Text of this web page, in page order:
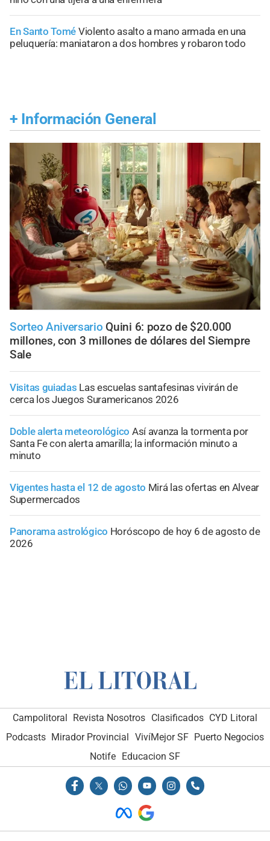
En Santo Tomé Violento asalto a mano armada en una
peluquería: maniataron a dos hombres y robaron todo
+ Información General
Sorteo Aniversario Quini 6: pozo de $20.000
millones, con 3 millones de dólares del Siempre
Sale
Visitas guiadas Las escuelas santafesinas vivirán de
cerca los Juegos Suramericanos 2026
Doble alerta meteorológico Así avanza la tormenta por
Santa Fe con alerta amarilla; la información minuto a
minuto
Vigentes hasta el 12 de agosto Mirá las ofertas en Alvear
Supermercados
Panorama astrológico Horóscopo de hoy 6 de agosto de
2026
Campolitoral Revista Nosotros Clasificados CYD Litoral
Podcasts Mirador Provincial VivíMejor SF Puerto Negocios
Notife
Educacion SF